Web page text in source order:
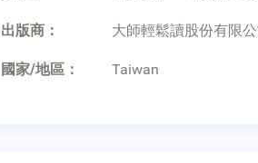
出版商： 大師輕鬆讀股份有限公
國家/地區： Taiwan